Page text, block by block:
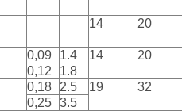
14 20
0,09 1.4 14
20
0,12
1.8
0,18 2.5 19
32
0,25 3.5